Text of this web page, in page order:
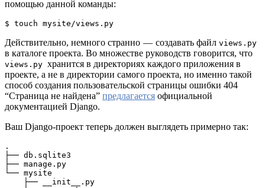
помощью данной команды:
$ touch mysite/views.py
Действительно, немного странно — создавать файл views.py
в каталоге проекта. Во множестве руководств говорится, что
views.py хранится в директориях каждого приложения в
проекте, а не в директории самого проекта, но именно такой
способ создания пользовательской страницы ошибки 404
“Страница не найдена” предлагается официальной
документацией Django.
Ваш Django-проект теперь должен выглядеть примерно так:
.
├── db.sqlite3
├── manage.py
└── mysite